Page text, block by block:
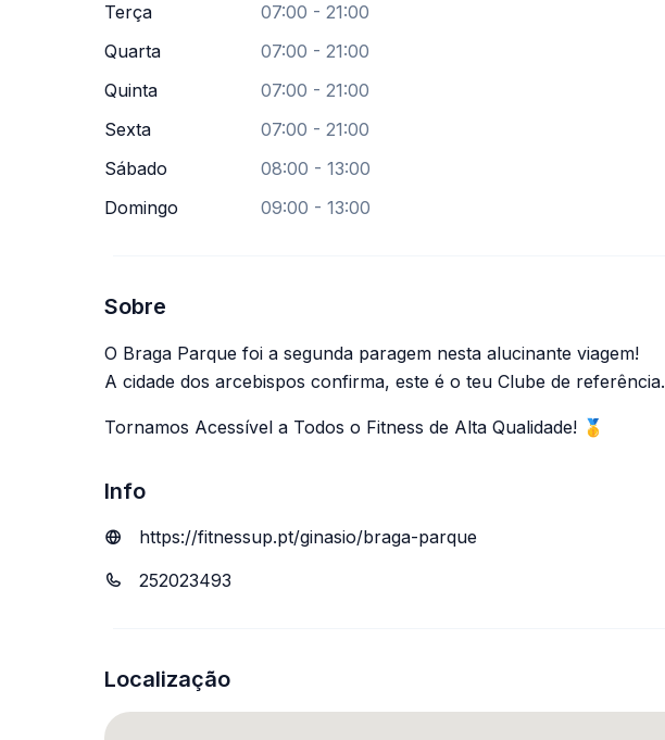
Terça
07:00 - 21:00
Quarta
07:00 - 21:00
Quinta
07:00 - 21:00
Sexta
07:00 - 21:00
Sábado
08:00 - 13:00
Domingo
09:00 - 13:00
Sobre
O Braga Parque foi a segunda paragem nesta alucinante viagem!
A cidade dos arcebispos confirma, este é o teu Clube de referência.
Tornamos Acessível a Todos o Fitness de Alta Qualidade! 🥇
Info
https://fitnessup.pt/ginasio/braga-parque
252023493
Localização